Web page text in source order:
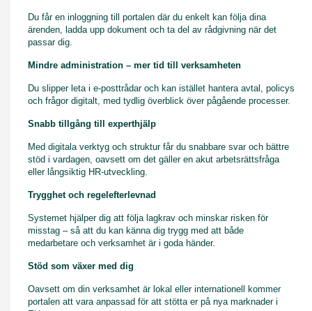
Du får en inloggning till portalen där du enkelt kan följa dina
ärenden, ladda upp dokument och ta del av rådgivning när det
passar dig.
Mindre administration – mer tid till verksamheten
Du slipper leta i e-posttrådar och kan istället hantera avtal, policys
och frågor digitalt, med tydlig överblick över pågående processer.
Snabb tillgång till experthjälp
Med digitala verktyg och struktur får du snabbare svar och bättre
stöd i vardagen, oavsett om det gäller en akut arbetsrättsfråga
eller långsiktig HR-utveckling.
Trygghet och regelefterlevnad
Systemet hjälper dig att följa lagkrav och minskar risken för
misstag – så att du kan känna dig trygg med att både
medarbetare och verksamhet är i goda händer.
Stöd som växer med dig
Oavsett om din verksamhet är lokal eller internationell kommer
portalen att vara anpassad för att stötta er på nya marknader i